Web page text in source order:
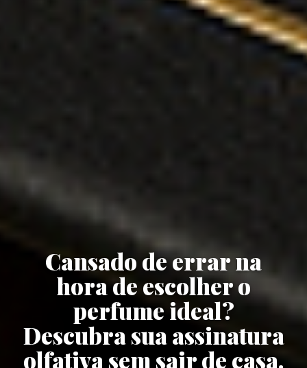
Cansado de errar na
hora de escolher o
perfume ideal?
Descubra sua assinatura
olfativa sem sair de casa.